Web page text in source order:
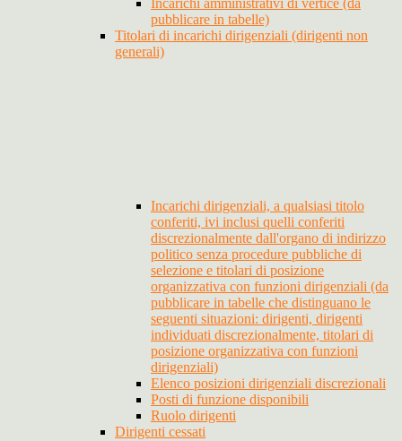
Incarichi amministrativi di vertice (da
pubblicare in tabelle)
Titolari di incarichi dirigenziali (dirigenti non
generali)
Incarichi dirigenziali, a qualsiasi titolo
conferiti, ivi inclusi quelli conferiti
discrezionalmente dall'organo di indirizzo
politico senza procedure pubbliche di
selezione e titolari di posizione
organizzativa con funzioni dirigenziali (da
pubblicare in tabelle che distinguano le
seguenti situazioni: dirigenti, dirigenti
individuati discrezionalmente, titolari di
posizione organizzativa con funzioni
dirigenziali)
Elenco posizioni dirigenziali discrezionali
Posti di funzione disponibili
Ruolo dirigenti
Dirigenti cessati